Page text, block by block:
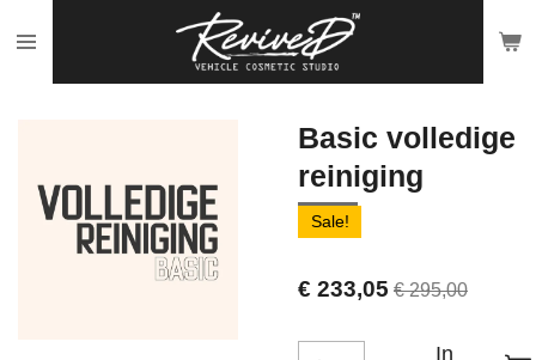
direct
Basic volledige
reiniging
Sale!
€ 233,05 € 295,00
In